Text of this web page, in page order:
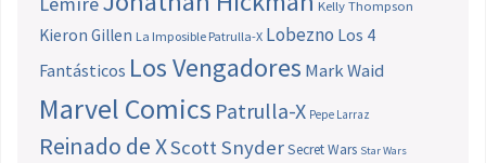
Kelly Thompson
Kieron Gillen La Imposible Patrulla-X Lobezno Los 4
Fantásticos Los Vengadores Mark Waid
Marvel Comics Patrulla-X Pepe Larraz
Reinado de XScott SnyderSecret Wars Star Wars